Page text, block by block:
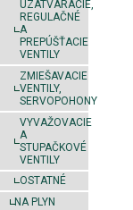
UZATVÁRACIE,
REGULAČNÉ
A
PREPÚŠŤACIE
VENTILY
ZMIEŠAVACIE
VENTILY,
SERVOPOHONY
VYVAŽOVACIE
A
STUPAČKOVÉ
VENTILY
OSTATNÉ
NA PLYN